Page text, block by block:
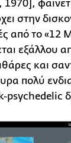
στην
από το «12
εξάλλου
και
πολύ
psychedelic